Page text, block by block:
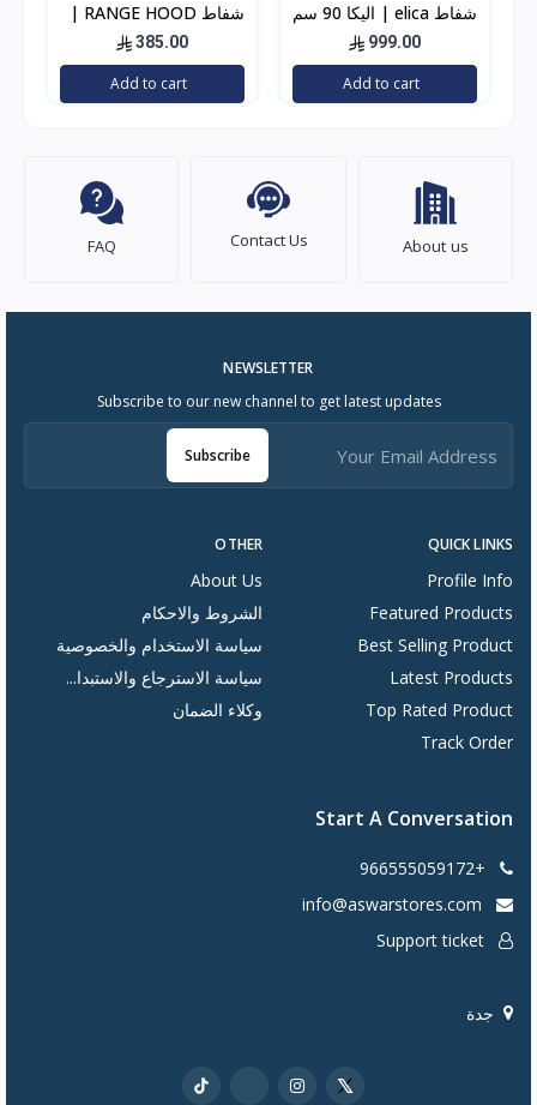
شفاط elica | اليكا 90 سم
999.00
Add to cart
شفاط RANGE HOOD |
رنج هوود قزاز اسود
385.00
Add to cart
About us
Contact Us
FAQ
QUICK LINKS
Profile Info
Featured Products
Best Selling Product
Latest Products
Top Rated Product
Track Order
OTHER
About Us
الشروط والاحكام
سياسة الاستخدام والخصوصية
سياسة الاسترجاع والاستبدا...
وكلاء الضمان
NEWSLETTER
Subscribe to our new channel to get latest updates
Subscribe
Start A Conversation
+966555059172
جدة